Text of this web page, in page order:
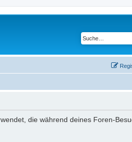
die während deines Foren-